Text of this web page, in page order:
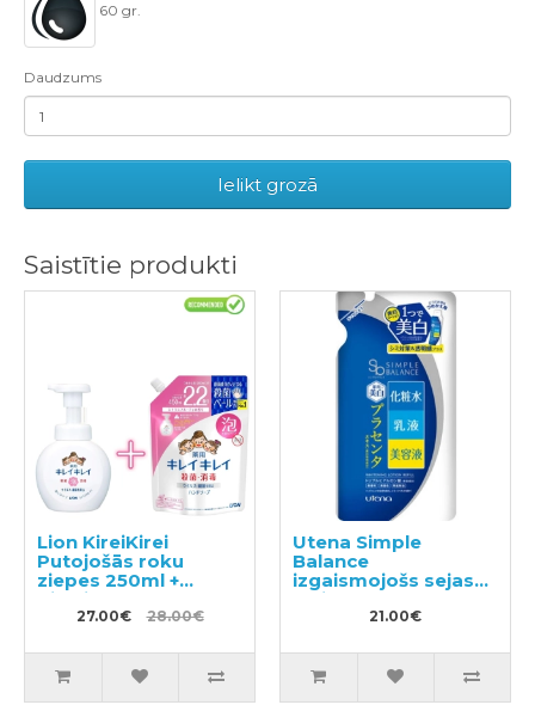
60 gr.
Daudzums
Ielikt grozā
Saistītie produkti
Lion KireiKirei
Putojošās roku
ziepes 250ml +
pildviela 450ml
27.00€ 28.00€
Utena Simple
Balance
izgaismojošs sejas
losjons ar
hialuronskābi,
21.00€